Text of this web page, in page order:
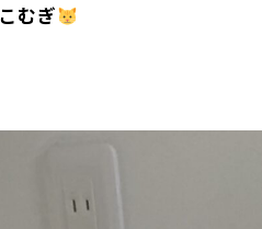
むぎ